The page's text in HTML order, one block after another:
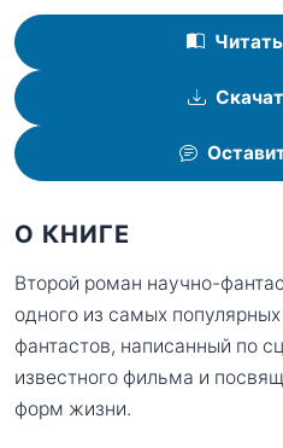
О КНИГЕ
Второй роман научно-
одного из самых
фантастов, написанный по
известного фильма и
форм жизни.